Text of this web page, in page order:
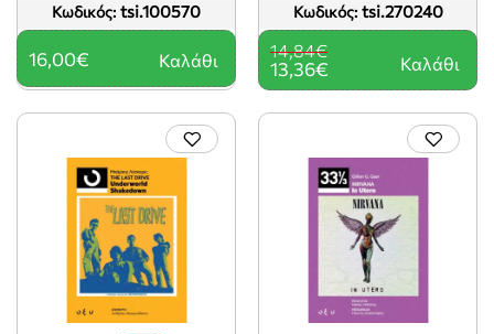
Κωδικός: tsi.100570
16,00€ Καλάθι
Κωδικός: tsi.270240
13,36€
14,84€
Καλάθι